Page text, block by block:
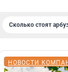
Сколько стоят
НОВОСТИ